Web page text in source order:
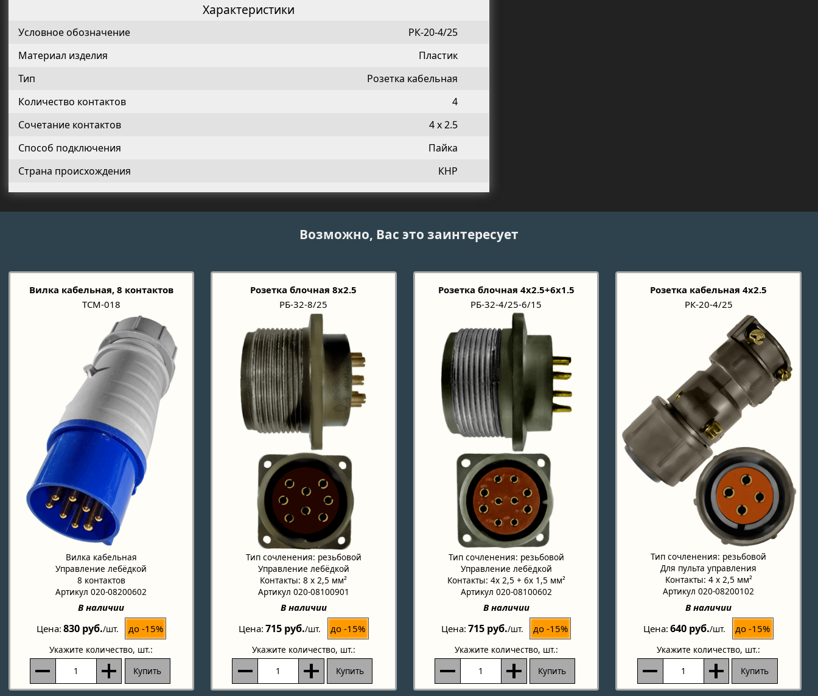
Характеристики
Условное обозначение
РК-20-4/25
Материал изделия
Пластик
Тип
Розетка кабельная
Количество контактов
4
Сочетание контактов
4 х 2.5
Способ подключения
Пайка
Страна происхождения
КНР
Возможно, Вас это заинтересует
Вилка кабельная, 8 контактов
TCM-018
Вилка кабельная
Управление лебёдкой
8 контактов
Артикул 020-08200602
В наличии
Цена 830 руб./шт. до -15%
Укажите количество, шт.:
Купить
Розетка блочная 8х2.5
РБ-32-8/25
Тип сочленения: резьбовой
Управление лебёдкой
Контакты: 8 x 2,5 мм²
Артикул 020-08100901
В наличии
Цена 715 руб./шт. до -15%
Укажите количество, шт.:
Купить
Розетка блочная 4х2.5+6х1.5
РБ-32-4/25-6/15
Тип сочленения: резьбовой
Управление лебёдкой
Контакты: 4x 2,5 + 6x 1,5 мм²
Артикул 020-08100602
В наличии
Цена 715 руб./шт. до -15%
Укажите количество, шт.:
Купить
Розетка кабельная 4x2.5
РК-20-4/25
Тип сочленения: резьбовой
Для пульта управления
Контакты: 4 x 2,5 мм²
Артикул 020-08200102
В наличии
Цена 640 руб./шт. до -15%
Укажите количество, шт.:
Купить